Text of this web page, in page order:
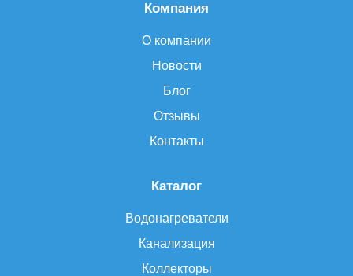
Каталог
Водонагреватели
Канализация
Коллекторы
Компания
О компании
Новости
Блог
Отзывы
Контакты